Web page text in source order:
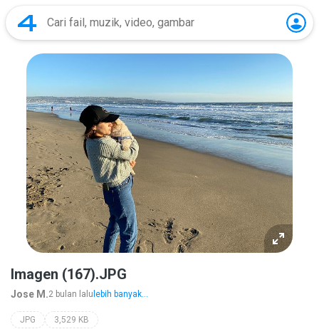
Imagen (167).JPG
Jose M.2 bulan lalu lebih banyak...
JPG 3,529 KB